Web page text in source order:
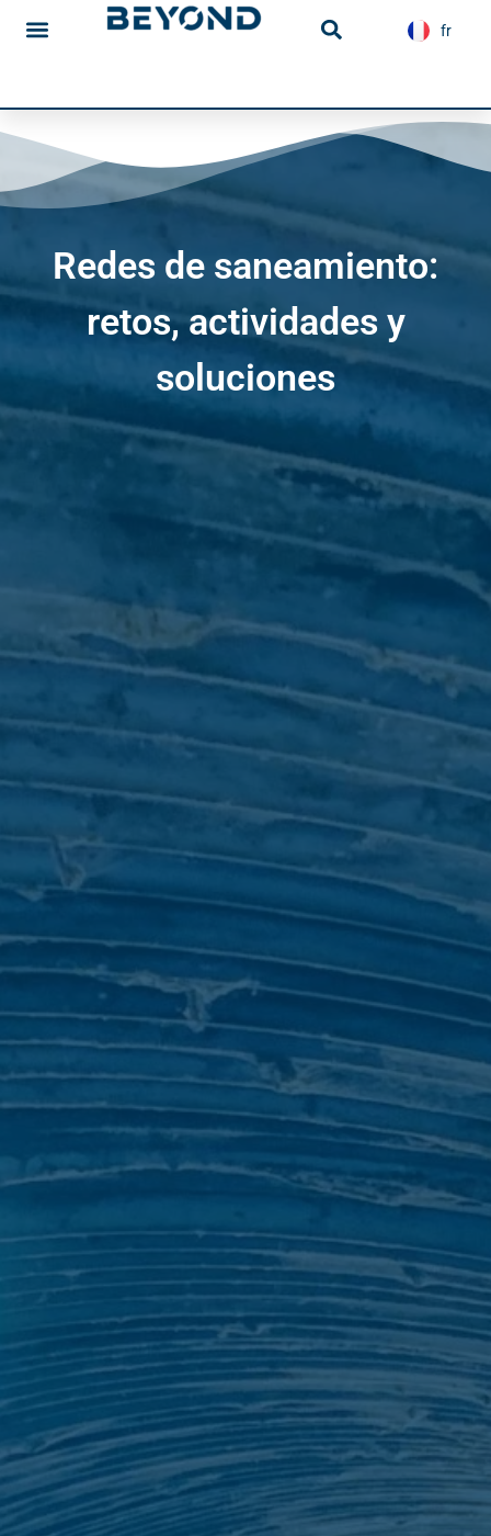
fr
en
Redes de saneamiento:
retos, actividades y
soluciones